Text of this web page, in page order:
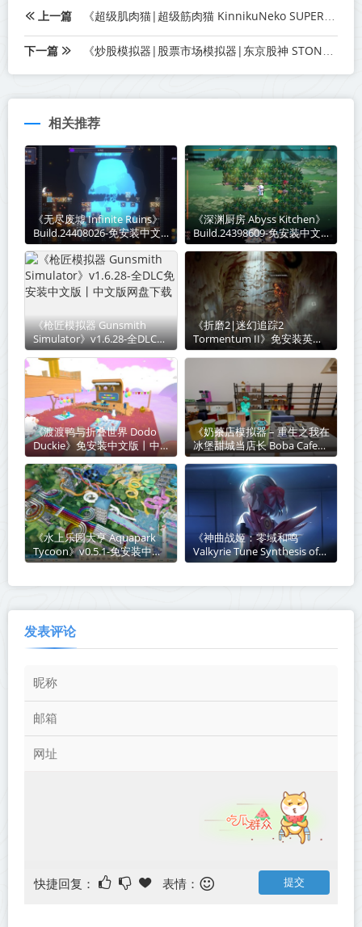
上一篇 《超级肌肉猫|超级筋肉猫 KinnikuNeko SUPER MUSCLE CAT》Build.22621148-免安装中文版丨中文版网盘下载
下一篇 《炒股模拟器|股票市场模拟器|东京股神 STONKS-9800 Stock Market Simulator》Build.23403144-免安装中文版丨中文版网盘下载
相关推荐
《无尽废墟 Infinite Ruins》
Build.24408026-免安装中文
版丨中文版网盘下载
《深渊厨房 Abyss Kitchen》
Build.24398609-免安装中文
版丨中文版网盘下载
《枪匠模拟器 Gunsmith
Simulator》v1.6.28-全DLC免
安装中文版丨中文版网盘下载
《折磨2|迷幻追踪2‌
Tormentum II》免安装英文
版丨中文版网盘下载
《渡渡鸭与折叠世界 Dodo
Duckie》免安装中文版丨中
文版网盘下载
《奶茶店模拟器 – 重生之我在
冰堡甜城当店长 Boba Cafe
Simulator》v1.034-免安装中
文版丨中文版网盘下载
《水上乐园大亨 Aquapark
Tycoon》v0.5.1-免安装中文
版丨中文版网盘下载
《神曲战姬：零域和鸣
Valkyrie Tune Synthesis of
Souls》Build.23850624-免安
发表评论
快捷回复： 表情：